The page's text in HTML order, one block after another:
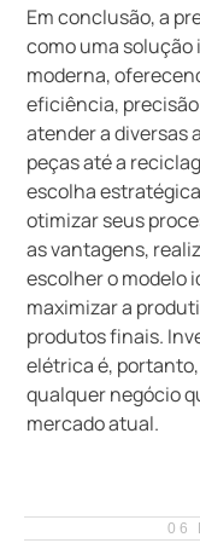
Em conclusão, a
como uma
moderna,
eficiência,
atender a diversas
peças até a
escolha
otimizar seus
as vantagens,
escolher o modelo
maximizar a
produtos finais.
elétrica é,
qualquer negócio
mercado atual.
06